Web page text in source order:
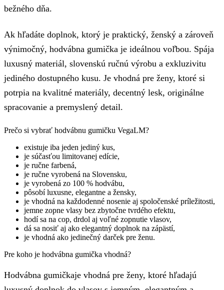
bežného dňa.
Ak hľadáte doplnok, ktorý je praktický, ženský a zároveň
výnimočný, hodvábna gumička je ideálnou voľbou. Spája
luxusný materiál, slovenskú ručnú výrobu a exkluzivitu
jediného dostupného kusu. Je vhodná pre ženy, ktoré si
potrpia na kvalitné materiály, decentný lesk, originálne
spracovanie a premyslený detail.
Prečo si vybrať hodvábnu gumičku VegaLM?
existuje iba jeden jediný kus,
je súčasťou limitovanej edície,
je ručne farbená,
je ručne vyrobená na Slovensku,
je vyrobená zo 100 % hodvábu,
pôsobí luxusne, elegantne a žensky,
je vhodná na každodenné nosenie aj spoločenské príležitosti,
jemne zopne vlasy bez zbytočne tvrdého efektu,
hodí sa na cop, drdol aj voľné zopnutie vlasov,
dá sa nosiť aj ako elegantný doplnok na zápästí,
je vhodná ako jedinečný darček pre ženu.
Pre koho je hodvábna gumička vhodná?
Hodvábna gumičkaje vhodná pre ženy, ktoré hľadajú